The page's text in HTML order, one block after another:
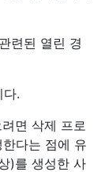
련된 열린 경
다.
면 삭제 프로
다는 점에 유
)를 생성한 사